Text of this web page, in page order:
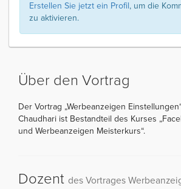
Erstellen Sie jetzt ein Profil, um die
zu aktivieren.
Über den Vortrag
Der Vortrag „Werbeanzeigen
Chaudhari ist Bestandteil des Kurses
und Werbeanzeigen Meisterkurs“.
Dozent des Vortrages